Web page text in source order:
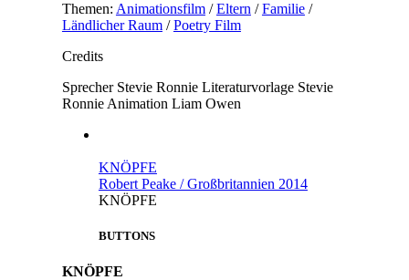
Themen: Animationsfilm/Eltern /Familie/
Ländlicher Raum/Poetry Film
Credits
Sprecher Stevie Ronnie Literaturvorlage Stevie
Ronnie Animation Liam Owen
KNÖPFE
Robert Peake / Großbritannien 2014
KNÖPFE
BUTTONS
KNÖPFE